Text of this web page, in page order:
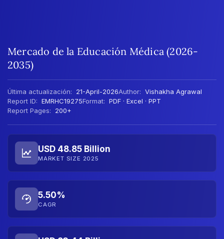
Mercado de la Educación Médica (2026-
2035)
Última actualización: 21-April-2026Author: Vishakha Agrawal
Report ID: EMRHC19275Format: PDF · Excel · PPT
Report Pages:
200+
USD 48.85 Billion
MARKET SIZE 2025
5.50%
CAGR